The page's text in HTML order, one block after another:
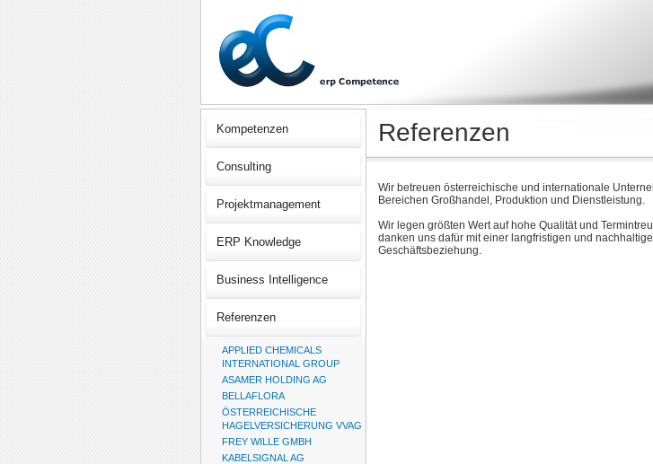
Kompetenzen
Consulting
Projektmanagement
ERP Knowledge
Business Intelligence
Referenzen
APPLIED CHEMICALS
INTERNATIONAL GROUP
ASAMER HOLDING AG
BELLAFLORA
ÖSTERREICHISCHE
HAGELVERSICHERUNG VVAG
FREY WILLE GMBH
KABELSIGNAL AG
Referenzen
Wir betreuen österreichische und internationale
Bereichen Großhandel, Produktion und Dienstleistung.
Wir legen größten Wert auf hohe Qualität und
danken uns dafür mit einer langfristigen und
Geschäftsbeziehung.